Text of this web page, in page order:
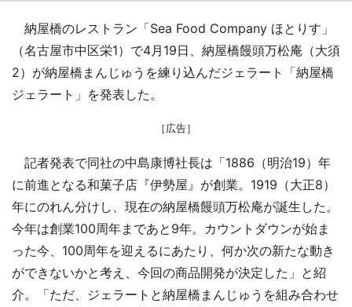
納屋橋のレストラン「Sea Food Company ほとりす」
（名古屋市中区栄1）で4月19日、納屋橋饅頭万松庵（大須
2）が納屋橋まんじゅうを練り込んだジェラート「納屋橋
ジェラート」を発表した。
［広告］
記者発表で同社の中島康博社長は「1886（明治19）年
に前進となる和菓子店『伊勢屋』が創業。1919（大正8）
年にのれん分けし、現在の納屋橋饅頭万松庵が誕生した。
今年は創業100周年まであと9年。カウントダウンが始ま
った今、100周年を迎えるにあたり、何か次の新たな動き
ができないかと考え、今回の商品開発が決定した」と紹
介。「ただ、ジェラートと納屋橋まんじゅうを組み合わせ